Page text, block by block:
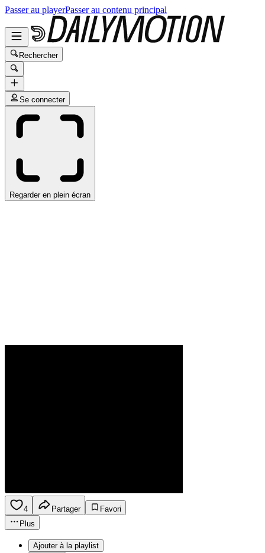
Passer au playerPasser au contenu principal
Rechercher
Se connecter
Regarder en plein écran
4 Partager
Favori
Plus
Ajouter à la playlist